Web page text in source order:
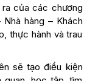
của các chương
hàng – Khách
thực hành và trau
sẽ tạo điều kiện